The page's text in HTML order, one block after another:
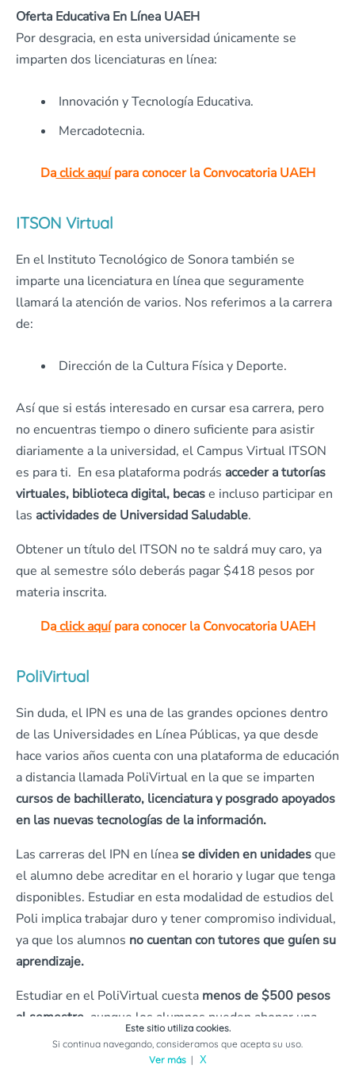
Oferta Educativa En Línea UAEH
Por desgracia, en esta universidad únicamente se
imparten dos licenciaturas en línea:
Innovación y Tecnología Educativa.
Mercadotecnia.
Daclick aquípara conocer la Convocatoria UAEH
ITSON Virtual
En el Instituto Tecnológico de Sonora también se
imparte una licenciatura en línea que seguramente
llamará la atención de varios. Nos referimos a la carrera
de:
Dirección de la Cultura Física y Deporte.
Así que si estás interesado en cursar esa carrera, pero
no encuentras tiempo o dinero suficiente para asistir
diariamente a la universidad, el Campus Virtual ITSON
es para ti. En esa plataforma podrás acceder a tutorías
virtuales, biblioteca digital, becase incluso participar en
las actividades de Universidad Saludable.
Obtener un título del ITSON no te saldrá muy caro, ya
que al semestre sólo deberás pagar $418 pesos por
materia inscrita.
Daclick aquípara conocer la Convocatoria UAEH
PoliVirtual
Sin duda, el IPN es una de las grandes opciones dentro
de las Universidades en Línea Públicas, ya que desde
hace varios años cuenta con una plataforma de educación
a distancia llamada PoliVirtual en la que se imparten
cursos de bachillerato, licenciatura y posgrado apoyados
en las nuevas tecnologías de la información.
Las carreras del IPN en línease dividen en unidadesque
el alumno debe acreditar en el horario y lugar que tenga
disponibles. Estudiar en esta modalidad de estudios del
Poli implica trabajar duro y tener compromiso individual,
ya que los alumnos no cuentan con tutores que guíen su
aprendizaje.
Estudiar en el PoliVirtual cuesta menos de $500 pesos
al semestre, aunque los alumnos pueden abonar una
donación voluntaria.
Este sitio utiliza cookies.
Si continua navegando, consideramos que acepta su uso.
Ver más| X